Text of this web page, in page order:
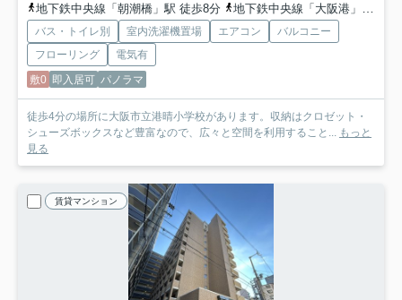
地下鉄中央線「朝潮橋」駅 徒歩8分
地下鉄中央線「大阪港」駅 徒歩16分
バス・トイレ別 室内洗濯機置場 エアコン
バルコニー
フローリング
電気有
敷0 即入居可 パノラマ
徒歩4分の場所に大阪市立港晴小学校があります。収納はクロゼット・
シューズボックスなど豊富なので、広々と空間を利用すること... もっと
見る
賃貸マンション